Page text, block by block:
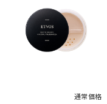
通常価格